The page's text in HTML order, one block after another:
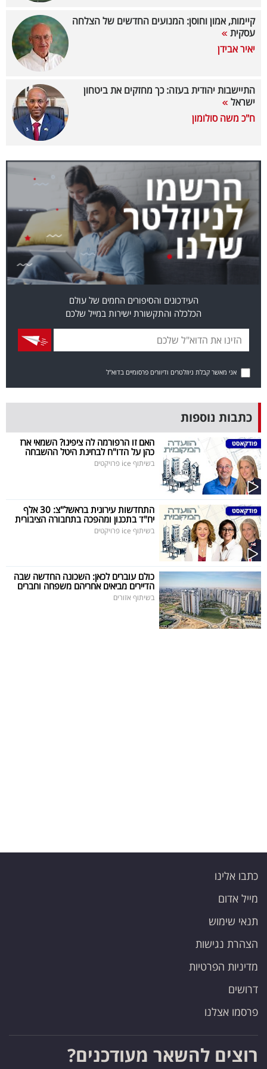
ניוזלטרים
מייל
אדום
אחרינו:
קיימות, אמון וחוסן: המנועים החדשים של הצלחה
עסקית
יאיר אבידן
התיישבות יהודית בעזה: כך מחזקים את ביטחון
ישראל
ח"כ משה סולומון
העידכונים והסיפורים החמים של עולם
הכלכלה והתקשורת ישירות במייל שלכם
אני מאשר קבלת ניוזלטרים ודיוורים פרסומיים בדוא"ל
כתבות נוספות
האם זו הרפורמה לה ציפינו? השמאי ארז
כהן על הדו"ח לבחינת היטל ההשבחה
בשיתוף ice פרויקטים
התחדשות עירונית בראשל"צ: 30 אלף
יח"ד בתכנון ומהפכה בתחבורה הציבורית
בשיתוף ice פרויקטים
כולם עוברים לכאן: השכונה החדשה שבה
הדיירים מביאים אחריהם משפחה וחברים
בשיתוף אזורים
כתבו אלינו
מייל אדום
תנאי שימוש
הצהרת נגישות
מדיניות הפרטיות
דרושים
פרסמו אצלנו
רוצים להשאר מעודכנים?